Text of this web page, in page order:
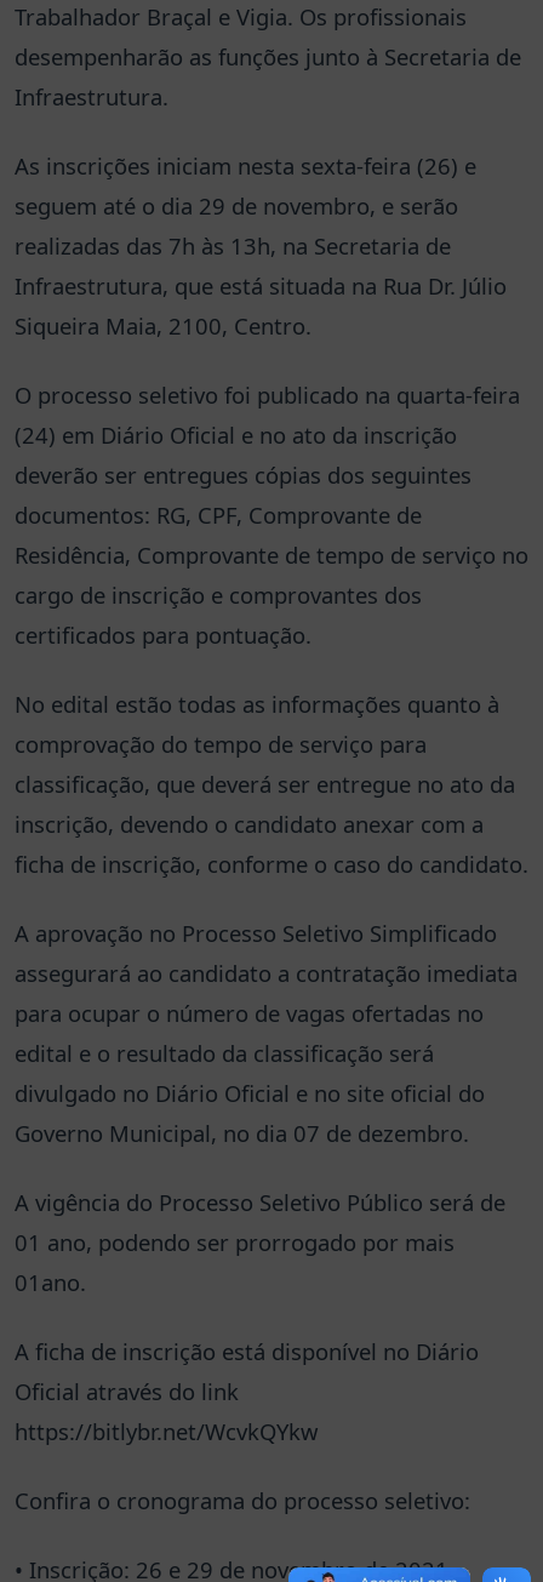
Trabalhador Braçal e Vigia. Os profissionais
desempenharão as funções junto à Secretaria de
Infraestrutura.
As inscrições iniciam nesta sexta-feira (26) e
seguem até o dia 29 de novembro, e serão
realizadas das 7h às 13h, na Secretaria de
Infraestrutura, que está situada na Rua Dr. Júlio
Siqueira Maia, 2100, Centro.
O processo seletivo foi publicado na quarta-feira
(24) em Diário Oficial e no ato da inscrição
deverão ser entregues cópias dos seguintes
documentos: RG, CPF, Comprovante de
Residência, Comprovante de tempo de serviço no
cargo de inscrição e comprovantes dos
certificados para pontuação.
No edital estão todas as informações quanto à
comprovação do tempo de serviço para
classificação, que deverá ser entregue no ato da
inscrição, devendo o candidato anexar com a
ficha de inscrição, conforme o caso do candidato.
A aprovação no Processo Seletivo Simplificado
assegurará ao candidato a contratação imediata
para ocupar o número de vagas ofertadas no
edital e o resultado da classificação será
divulgado no Diário Oficial e no site oficial do
Governo Municipal, no dia 07 de dezembro.
A vigência do Processo Seletivo Público será de
01 ano, podendo ser prorrogado por mais
01ano.
A ficha de inscrição está disponível no Diário
Oficial através do link
https://bitlybr.net/WcvkQYkw
Confira o cronograma do processo seletivo:
• Inscrição: 26 e 29 de novembro de 2021.